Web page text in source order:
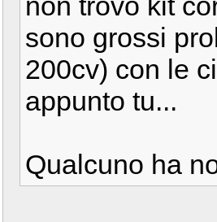
sono grossi
200cv) con le
appunto tu...
Qualcuno ha